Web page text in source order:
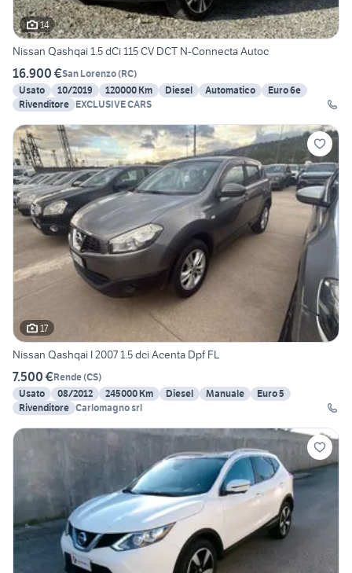
14
Nissan Qashqai 1.5 dCi 115 CV DCT N-Connecta Autoc
16.900 €San Lorenzo(RC)
Usato
10/2019 120000 Km Diesel Automatico
Euro 6e
Rivenditore EXCLUSIVE CARS
17
Nissan Qashqai I 2007 1.5 dci Acenta Dpf FL
7.500 €Rende(CS)
Usato
08/2012 245000 Km Diesel Manuale
Euro 5
Rivenditore Carlomagno srl